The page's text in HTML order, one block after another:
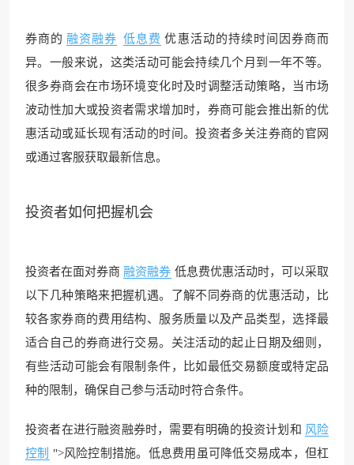
券商的 融资融券 低息费 优惠活动的持续时间因券商而
异。一般来说，这类活动可能会持续几个月到一年不等。
很多券商会在市场环境变化时及时调整活动策略，当市场
波动性加大或投资者需求增加时，券商可能会推出新的优
惠活动或延长现有活动的时间。投资者多关注券商的官网
或通过客服获取最新信息。
投资者如何把握机会
投资者在面对券商 融资融券 低息费优惠活动时，可以采取
以下几种策略来把握机遇。了解不同券商的优惠活动，比
较各家券商的费用结构、服务质量以及产品类型，选择最
适合自己的券商进行交易。关注活动的起止日期及细则，
有些活动可能会有限制条件，比如最低交易额度或特定品
种的限制，确保自己参与活动时符合条件。
投资者在进行融资融券时，需要有明确的投资计划和 风险
控制 ">风险控制措施。低息费用虽可降低交易成本，但杠